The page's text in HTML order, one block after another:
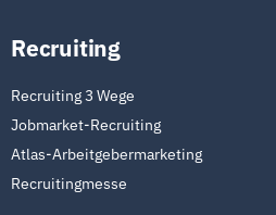
Recruiting
Recruiting 3 Wege
Jobmarket-Recruiting
Atlas-Arbeitgebermarketing
Recruitingmesse